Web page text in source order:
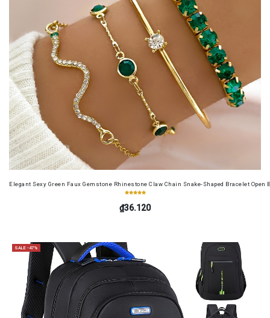
Elegant Sexy Green Faux Gemstone Rhinestone Claw Chain Snake-Shaped Bracelet Open
₫36.120
SALE -47%